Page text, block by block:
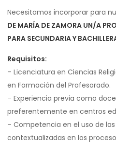
Necesitamos incorporar para
DE MARÍA DE ZAMORA UN/A
PARA SECUNDARIA Y
Requisitos:
– Licenciatura en Ciencias
en Formación del Profesorado.
– Experiencia previa como
preferentemente en centros
– Competencia en el uso de
contextualizadas en los